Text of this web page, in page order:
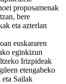
proposamenak
bere
eta azterlan
euskararen
eginkizun
Irizpideak
etengabeko
Sailak